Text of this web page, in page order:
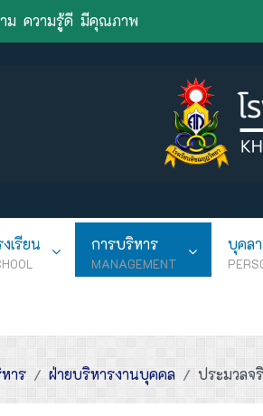
าม ความรู้ดี มีคุณภาพ
เรียน การบริหาร
MANAGEMENT
บุคล
าร ฝ่ายบริหารงานบุคคล ประมวลจ